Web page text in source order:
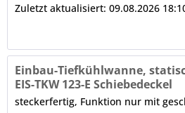
Zuletzt aktualisiert: 09.08.2026
Einbau-Tiefkühlwanne,
EIS-TKW 123-E Schiebedeckel
steckerfertig, Funktion nur mit